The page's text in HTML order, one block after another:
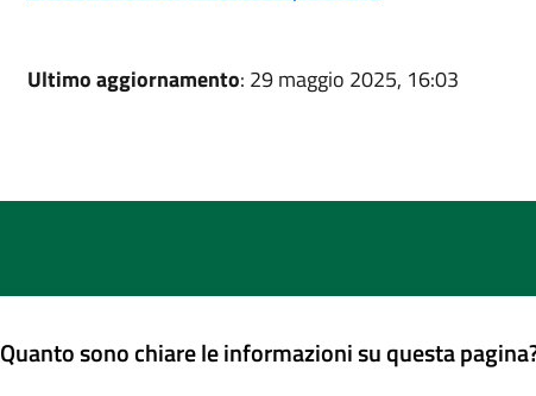
Ultimo aggiornamento: 29 maggio 2025, 16:03
Quanto sono chiare le informazioni su questa